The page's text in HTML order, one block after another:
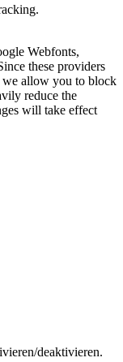
Webfonts,
these providers
we allow you to block
reduce the
will take effect
deaktivieren.